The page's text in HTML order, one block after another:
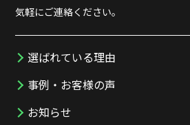
気軽にご連絡ください。
選ばれている理由
事例・お客様の声
お知らせ